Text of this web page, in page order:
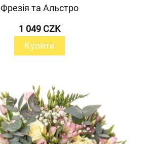
Фрезія та Альстро
1 049 CZK
Купити